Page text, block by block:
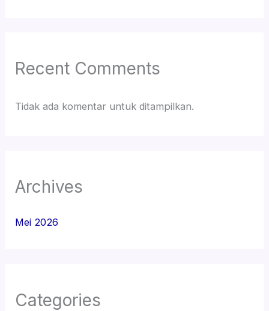
Recent Comments
Tidak ada komentar untuk ditampilkan.
Archives
Mei 2026
Categories